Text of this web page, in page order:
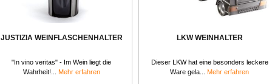
JUSTIZIA WEINFLASCHENHALTER
"In vino veritas" - Im Wein liegt die
Wahrheit!... Mehr erfahren
LKW WEINHALTER
Dieser LKW hat eine besonders leckere
Ware gela... Mehr erfahren